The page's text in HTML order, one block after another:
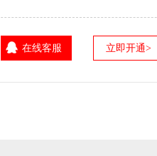
在线客服 立即开通>